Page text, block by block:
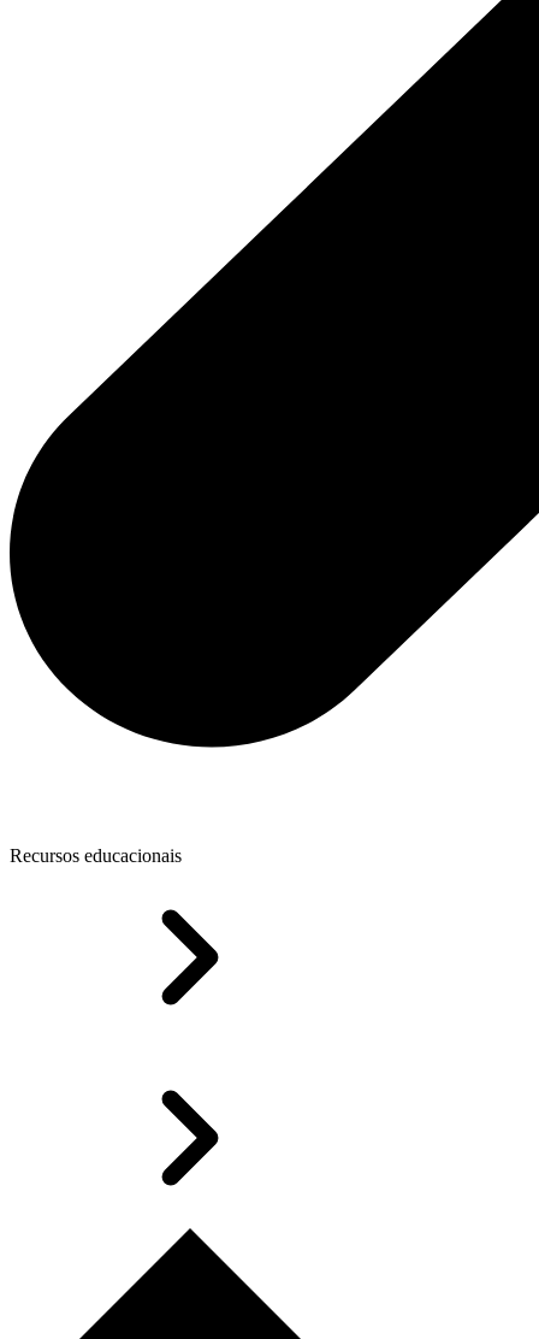
Recursos educacionais